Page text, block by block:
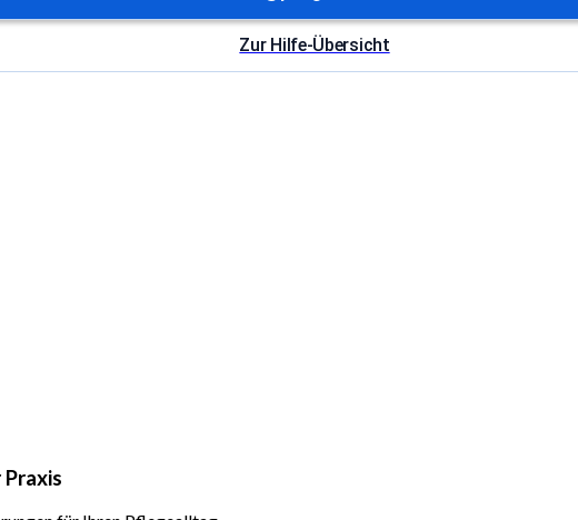
Zur Hilfe-Übersicht